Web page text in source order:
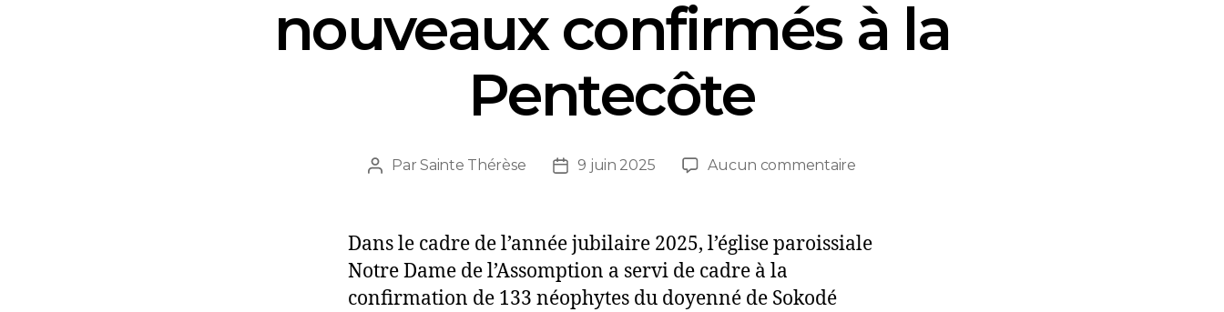
nouveaux confirmés à la
Pentecôte
ParSainte Thérèse 9 juin 2025 Aucun commentaire
Dans le cadre de l’année jubilaire 2025, l’église paroissiale
Notre Dame de l’Assomption a servi de cadre à la
confirmation de 133 néophytes du doyenné de Sokodé